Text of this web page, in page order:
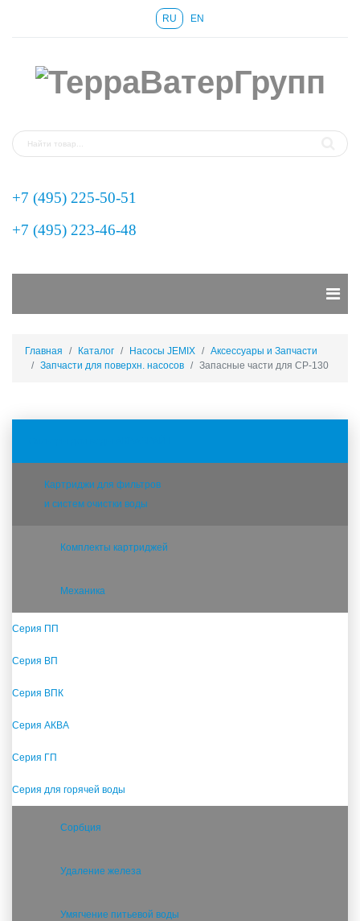
RU EN
+7 (495) 225-50-51
+7 (495) 223-46-48
Главная Каталог Насосы JEMIX
Аксессуары и Запчасти
Запчасти для поверхн. насосов
Запасные части для CP-130
Картриджи для фильтров
и систем очистки воды
Комплекты картриджей
Механика
Серия ПП
Серия ВП
Серия ВПК
Серия АКВА
Серия ГП
Серия для горячей воды
Сорбция
Удаление железа
Умягчение питьевой воды